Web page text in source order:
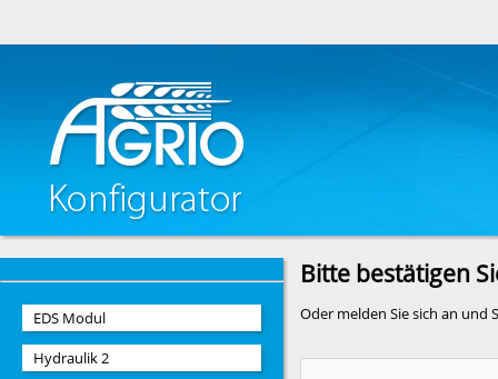
EDS Modul
Hydraulik 2
Bitte bestätigen
Oder melden Sie sich an und